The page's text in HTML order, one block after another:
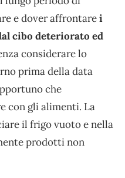
e dover affrontarei
cibo deteriorato ed
considerare lo
prima della data
che
con gli alimenti. La
il frigo vuoto e nella
prodotti non